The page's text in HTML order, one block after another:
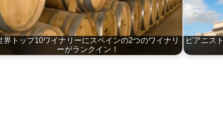
界トップ10ワイナリーにスペインの2つのワイナリ
ーがランクイン！
ピアニス